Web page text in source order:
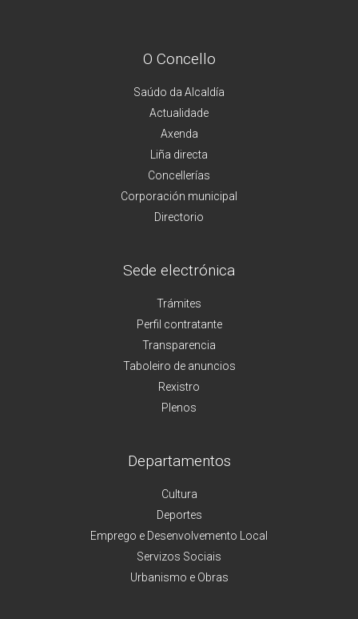
O Concello
Saúdo da Alcaldía
Actualidade
Axenda
Liña directa
Concellerías
Corporación municipal
Directorio
Sede electrónica
Trámites
Perfil contratante
Transparencia
Taboleiro de anuncios
Rexistro
Plenos
Departamentos
Cultura
Deportes
Emprego e Desenvolvemento Local
Servizos Sociais
Urbanismo e Obras